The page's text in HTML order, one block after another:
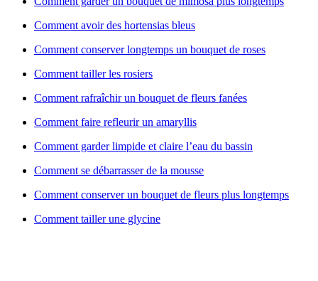
Comment avoir des hortensias bleus
Comment conserver longtemps un bouquet de roses
Comment tailler les rosiers
Comment rafraîchir un bouquet de fleurs fanées
Comment faire refleurir un amaryllis
Comment garder limpide et claire l’eau du bassin
Comment se débarrasser de la mousse
Comment conserver un bouquet de fleurs plus longtemps
Comment tailler une glycine